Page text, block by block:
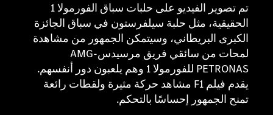
تم تصوير الفيديو على حلبات سباق الفورمولا 1
الحقيقية، مثل حلبة سيلفرستون في سباق الجائزة
الكبرى البريطاني، وسيتمكن الجمهور من مشاهدة
لمحات من سائقي فريق مرسيدس-AMG
PETRONAS للفورمولا 1 وهم يلعبون دور أنفسهم.
يقدم فيلم F1 مشاهد حركة مثيرة ولقطات رائعة
تمنح الجمهور إحساسًا بالتحكم.